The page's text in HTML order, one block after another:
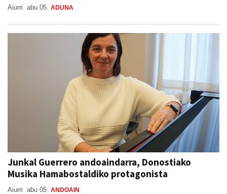
Aiurri abu 05 ADUNA
Junkal Guerrero andoaindarra, Donostiako
Musika Hamabostaldiko protagonista
Aiurri abu 05 ANDOAIN